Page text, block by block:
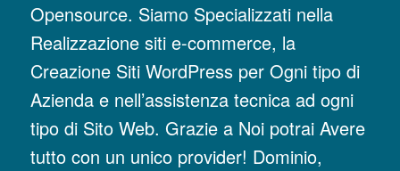
Opensource. Siamo Specializzati nella
Realizzazione siti e-commerce, la
Creazione Siti WordPress per Ogni tipo di
Azienda e nell’assistenza tecnica ad ogni
tipo di Sito Web. Grazie a Noi potrai Avere
tutto con un unico provider! Dominio,